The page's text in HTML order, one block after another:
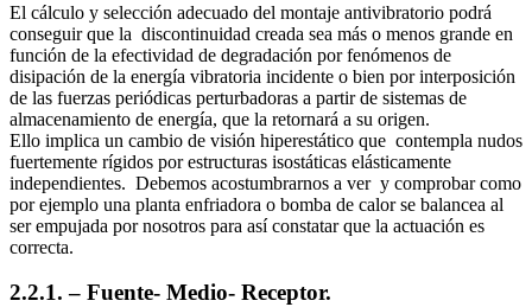
El cálculo y selección adecuado del montaje antivibratorio podrá
conseguir que la discontinuidad creada sea más o menos grande en
función de la efectividad de degradación por fenómenos de
disipación de la energía vibratoria incidente o bien por interposición
de las fuerzas periódicas perturbadoras a partir de sistemas de
almacenamiento de energía, que la retornará a su origen.
Ello implica un cambio de visión hiperestático que contempla nudos
fuertemente rígidos por estructuras isostáticas elásticamente
independientes. Debemos acostumbrarnos a ver y comprobar como
por ejemplo una planta enfriadora o bomba de calor se balancea al
ser empujada por nosotros para así constatar que la actuación es
correcta.
2.2.1. – Fuente- Medio- Receptor.